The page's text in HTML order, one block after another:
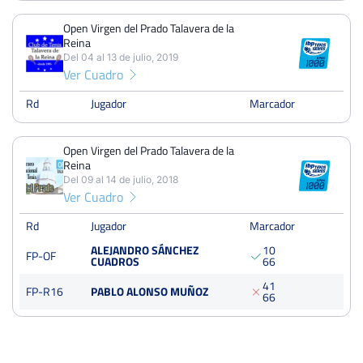
Dura
Open Virgen del Prado Talavera de la Reina
Del 04 al 13 de julio, 2019
Dieciseisavos
Open Virgen del Prado Talavera de la Reina
Del 09 al 14 de julio, 2018
Dieciseisavos
Open Virgen del Prado Talavera de la
Reina
Del 04 al 13 de julio, 2019
Ver Cuadro
Rd Jugador Marcador
Open Virgen del Prado Talavera de la
Reina
Del 09 al 14 de julio, 2018
Ver Cuadro
Rd Jugador
Marcador
FP-OF
ALEJANDRO SÁNCHEZ
CUADROS
1
6
0
6
FP-R16
PABLO ALONSO MUÑOZ 4
6
1
6